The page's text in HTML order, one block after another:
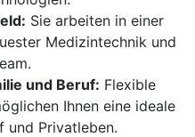
Sie arbeiten in einer
Medizintechnik und
und Beruf: Flexible
Ihnen eine ideale
und Privatleben.